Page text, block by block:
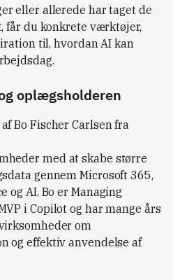
eller allerede har taget de
får du konkrete værktøjer,
til, hvordan AI kan
oplægsholderen
Bo Fischer Carlsen fra
med at skabe større
gennem Microsoft 365,
og AI. Bo er Managing
i Copilot og har mange års
om
og effektiv anvendelse af